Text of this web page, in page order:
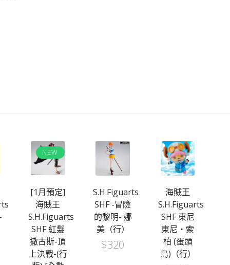
NEW
[1月預定]
海賊王
S.H.Figuarts
SHF 紅髮
撒古斯-頂
上決戰-(行
S.H.Figuarts
SHF -冒險
的黎明- 娜
美（行）
$320
海賊王
S.H.Figuarts
SHF 東尼
東尼‧索
柏 (蛋頭
島)（行）